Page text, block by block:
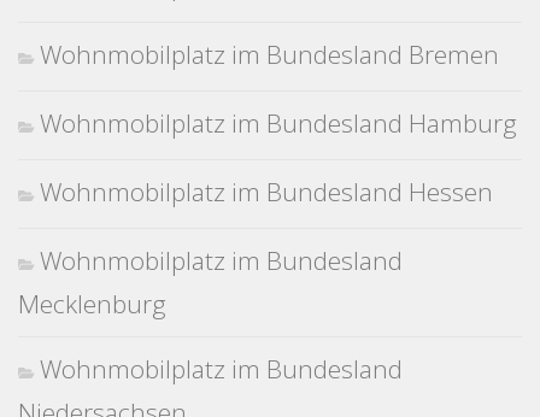
Wohnmobilplatz im Bundesland Bremen
Wohnmobilplatz im Bundesland Hamburg
Wohnmobilplatz im Bundesland Hessen
Wohnmobilplatz im Bundesland
Mecklenburg
Wohnmobilplatz im Bundesland